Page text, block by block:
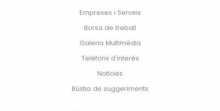
Empreses i Serveis
Borsa de treball
Galeria Multimèdia
Telèfons d'interés
Notícies
Bústia de suggeriments